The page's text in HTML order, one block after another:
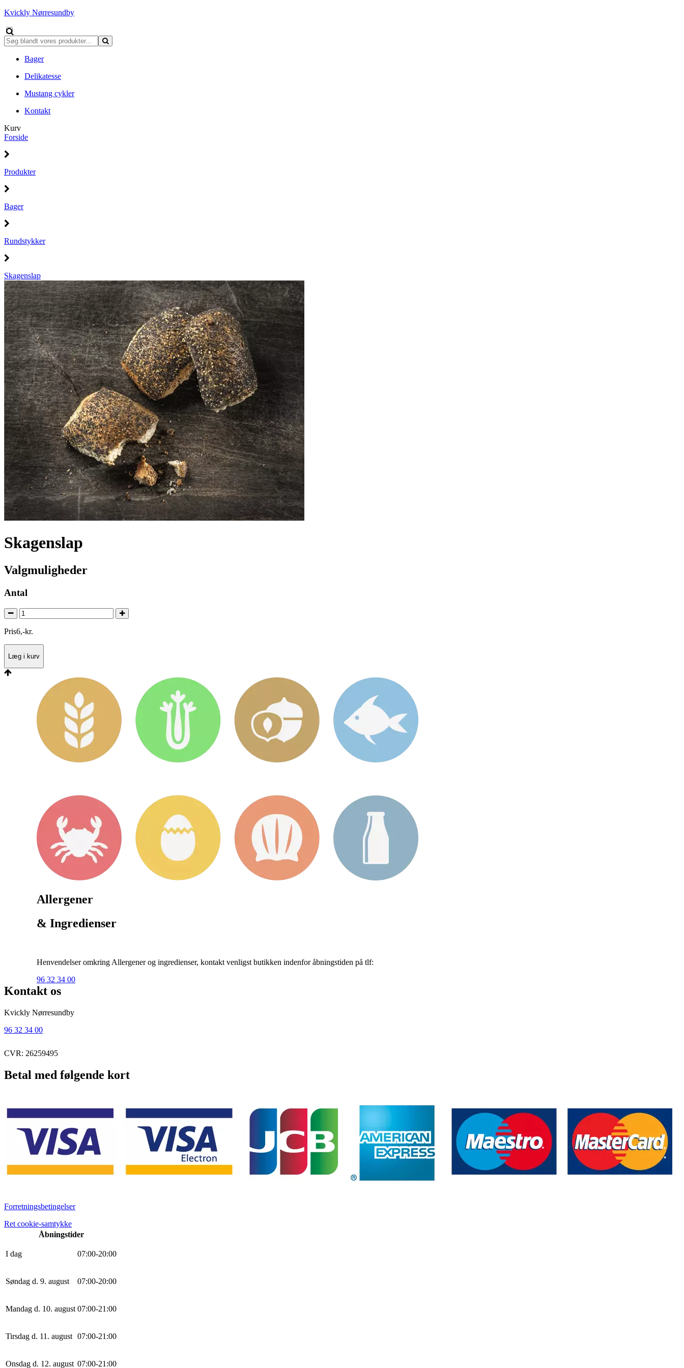
Kvickly Nørresundby
Bager
Delikatesse
Mustang cykler
Kontakt
Kurv
Forside
Produkter
Bager
Rundstykker
Skagenslap
Skagenslap
Valgmuligheder
Antal
Pris6,-kr.
Læg i kurv
Allergener
& Ingredienser
Henvendelser omkring Allergener og ingredienser, kontakt venligst butikken indenfor åbningstiden på tlf:
96 32 34 00
Kontakt os
Kvickly Nørresundby
96 32 34 00
CVR: 26259495
Betal med følgende kort
Forretningsbetingelser
Ret cookie-samtykke
Åbningstider
I dag 07:00-20:00
Søndag d. 9. august 07:00-20:00
Mandag d. 10. august 07:00-21 :00
Tirsdag d. 11. august 07:00-21 :00
Onsdag d. 12. august 07:00-21 :00